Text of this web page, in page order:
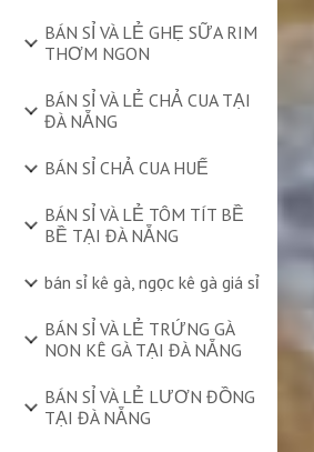
BÁN SỈ VÀ LẺ GHẸ SỮA RIM
THƠM NGON
BÁN SỈ VÀ LẺ CHẢ CUA TẠI
ĐÀ NẴNG
BÁN SỈ CHẢ CUA HUẾ
BÁN SỈ VÀ LẺ TÔM TÍT BỀ
BỀ TẠI ĐÀ NẴNG
bán sỉ kê gà, ngọc kê gà giá sỉ
BÁN SỈ VÀ LẺ TRỨNG GÀ
NON KÊ GÀ TẠI ĐÀ NẴNG
BÁN SỈ VÀ LẺ LƯƠN ĐỒNG
TẠI ĐÀ NẴNG